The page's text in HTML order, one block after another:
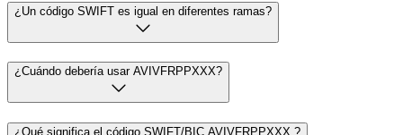
¿Un código SWIFT es igual en diferentes ramas?
¿Cuándo debería usar AVIVFRPPXXX?
¿Qué significa el código SWIFT/BIC AVIVFRPPXXX ?